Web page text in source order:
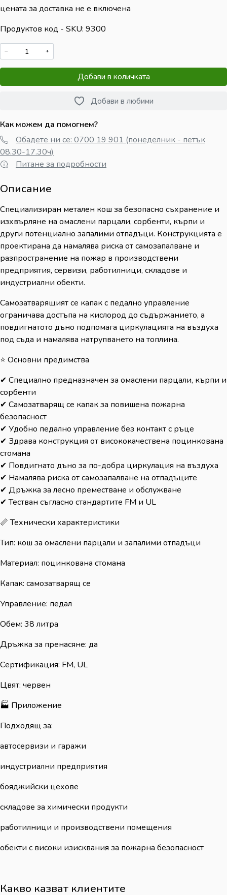
цената за доставка не е включена
Продуктов код - SKU 9300
− +
Добави в количката
Добави в любими
Как можем да помогнем?
Обадете ни се: 0700 19 901 (понеделник - петък
08.30-17.30ч)
Питане за подробности
Описание
Специализиран метален кош за безопасно съхранение и
изхвърляне на омаслени парцали, сорбенти, кърпи и
други потенциално запалими отпадъци. Конструкцията е
проектирана да намалява риска от самозапалване и
разпространение на пожар в производствени
предприятия, сервизи, работилници, складове и
индустриални обекти.
Самозатварящият се капак с педално управление
ограничава достъпа на кислород до съдържанието, а
повдигнатото дъно подпомага циркулацията на въздуха
под съда и намалява натрупването на топлина.
⭐ Основни предимства
✔ Специално предназначен за омаслени парцали, кърпи и
сорбенти
✔ Самозатварящ се капак за повишена пожарна
безопасност
✔ Удобно педално управление без контакт с ръце
✔ Здрава конструкция от висококачествена поцинкована
стомана
✔ Повдигнато дъно за по-добра циркулация на въздуха
✔ Намалява риска от самозапалване на отпадъците
✔ Дръжка за лесно преместване и обслужване
✔ Тестван съгласно стандартите FM и UL
📏 Технически характеристики
Тип: кош за омаслени парцали и запалими отпадъци
Материал: поцинкована стомана
Капак: самозатварящ се
Управление: педал
Обем: 38 литра
Дръжка за пренасяне: да
Сертификация: FM, UL
Цвят: червен
🏭 Приложение
Подходящ за:
автосервизи и гаражи
индустриални предприятия
бояджийски цехове
складове за химически продукти
работилници и производствени помещения
обекти с високи изисквания за пожарна безопасност
Какво казват клиентите